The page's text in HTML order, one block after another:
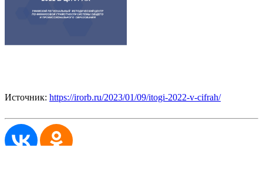
Источник: https://irorb.ru/2023/01/09/itogi-2022-v-cifrah/